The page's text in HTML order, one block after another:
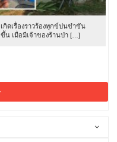
เกิดเรื่องราวร้องทุกข์ปนขำขัน
ขึ้น เมื่อมีเจ้าของร้านป่า […]